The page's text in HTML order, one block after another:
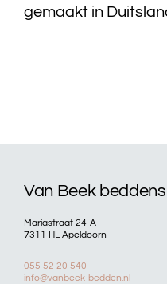
gemaakt in
Van Beek
Mariastraat 24-A
7311 HL Apeldoorn
055 52 20 540
info@vanbeek-bedden.nl